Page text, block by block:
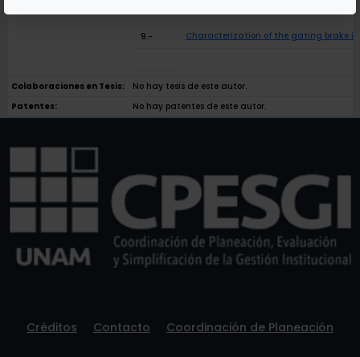
9.- Characterization of the gating brake
Colaboraciones en Tesis:
No hay tesis de este autor.
Patentes:
No hay patentes de este autor.
Créditos Contacto Coordinación de Planeación